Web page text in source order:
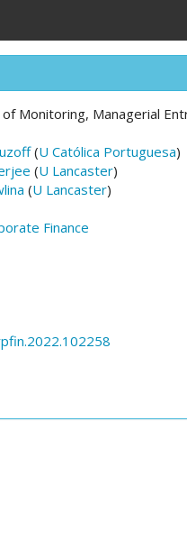
Monitoring, Managerial
(U Católica Portuguesa)
(U Lancaster)
(U Lancaster)
Finance